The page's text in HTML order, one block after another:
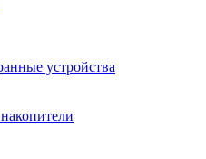
устройства